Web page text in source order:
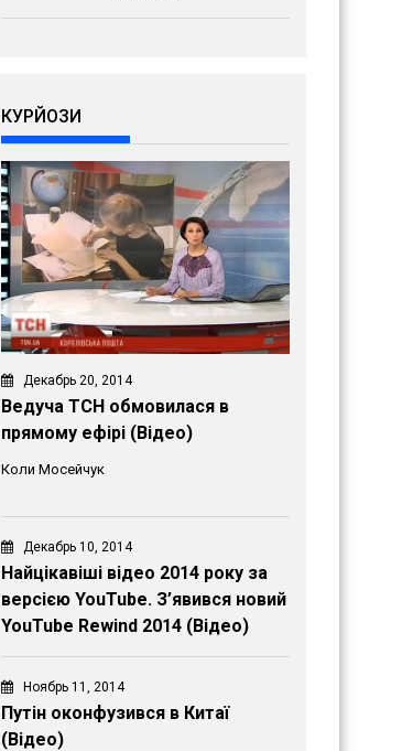
КУРЙОЗИ
Декабрь 20, 2014
Ведуча ТСН обмовилася в
прямому ефірі (Відео)
Коли Мосейчук
Декабрь 10, 2014
Найцікавіші відео 2014 року за
версією YouTube. З’явився новий
YouTube Rewind 2014 (Відео)
Ноябрь 11, 2014
Путін оконфузився в Китаї
(Відео)